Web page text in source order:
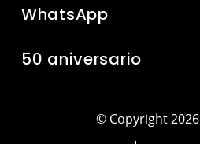
WhatsApp
50 aniversario
© Copyright